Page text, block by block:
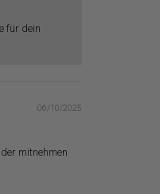
für dein
06/10/2025
mitnehmen